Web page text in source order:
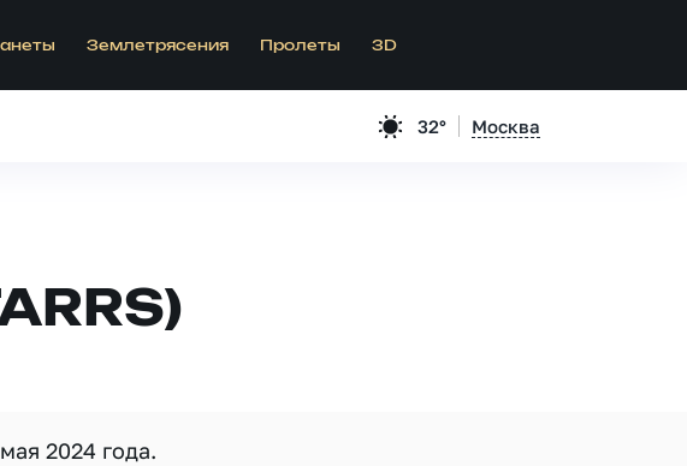
Землетрясения Пролеты 3D
32° Москва
2024 года.